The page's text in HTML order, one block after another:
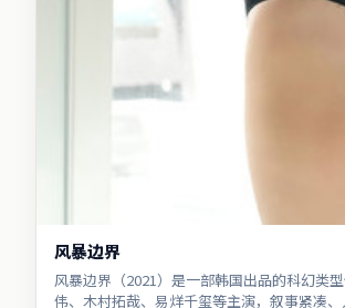
风暴边界
风暴边界（2021）是一部韩国出品的科幻类
伟、木村拓哉、易烊千玺等主演，叙事紧凑、